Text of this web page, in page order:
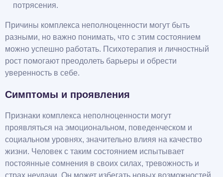
потрясения.
Причины комплекса неполноценности могут быть
разными, но важно понимать, что с этим состоянием
можно успешно работать. Психотерапия и личностный
рост помогают преодолеть барьеры и обрести
уверенность в себе.
Симптомы и проявления
Признаки комплекса неполноценности могут
проявляться на эмоциональном, поведенческом и
социальном уровнях, значительно влияя на качество
жизни. Человек с таким состоянием испытывает
постоянные сомнения в своих силах, тревожность и
страх неудачи. Он может избегать новых возможностей,